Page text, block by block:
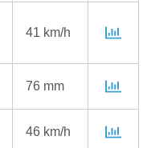
41 km/h
76 mm
46 km/h